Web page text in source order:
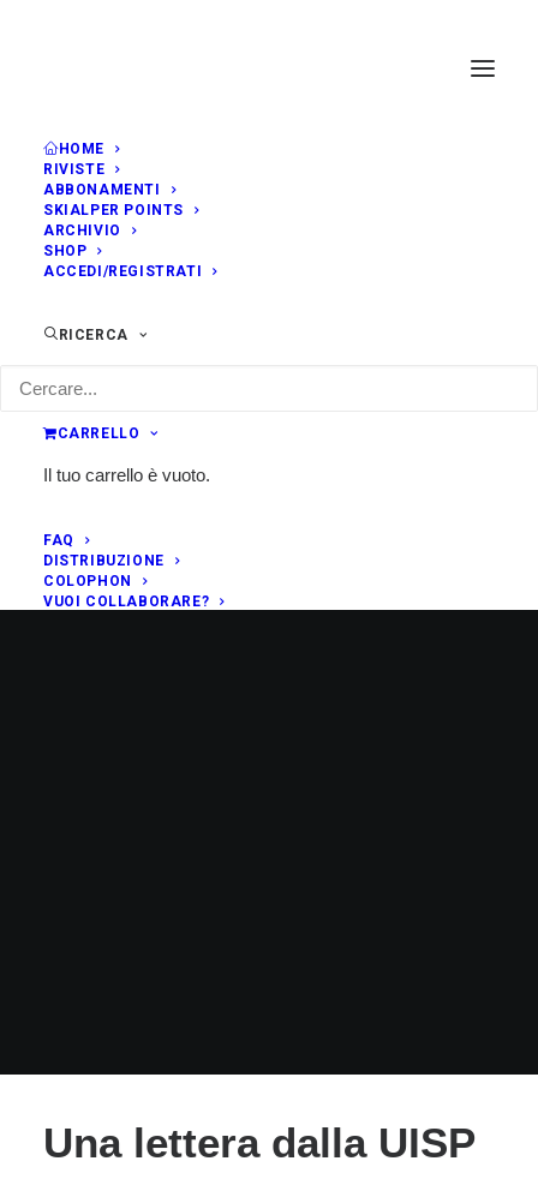
HOME
RIVISTE
ABBONAMENTI
SKIALPER POINTS
ARCHIVIO
SHOP
ACCEDI/REGISTRATI
RICERCA
CARRELLO
Il tuo carrello è vuoto.
FAQ
DISTRIBUZIONE
COLOPHON
VUOI COLLABORARE?
Una lettera dalla UISP